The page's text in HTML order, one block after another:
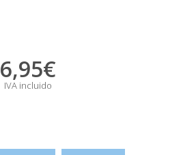
6,95€
IVA incluido